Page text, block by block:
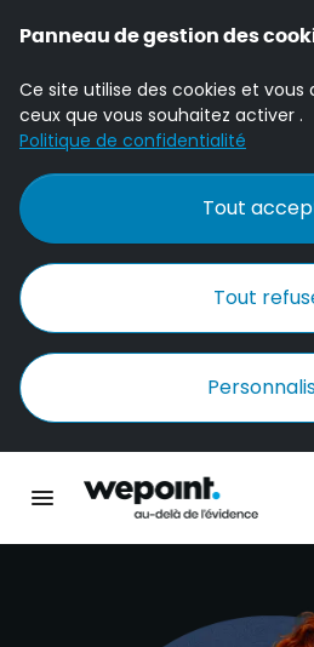
Panneau de gestion des
Ce site utilise des cookies et
ceux que vous souhaitez activer .
Politique de confidentialité
Tout
Tout
Ouvrir la navigation